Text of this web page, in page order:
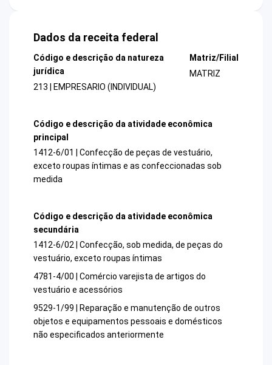
Dados da receita federal
Código e descrição da natureza
jurídica
213 | EMPRESARIO (INDIVIDUAL)
Matriz/Filial
MATRIZ
Código e descrição da atividade econômica
principal
1412-6/01 | Confecção de peças de vestuário,
exceto roupas íntimas e as confeccionadas sob
medida
Código e descrição da atividade econômica
secundária
1412-6/02 | Confecção, sob medida, de peças do
vestuário, exceto roupas íntimas
4781-4/00 | Comércio varejista de artigos do
vestuário e acessórios
9529-1/99 | Reparação e manutenção de outros
objetos e equipamentos pessoais e domésticos
não especificados anteriormente